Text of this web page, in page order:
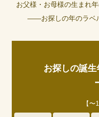
お父様・お母様の生まれ
——お探しの年のラベ
お探しの誕
【〜